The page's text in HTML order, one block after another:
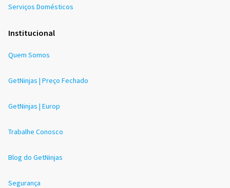
Serviços Domésticos
Institucional
Quem Somos
GetNinjas | Preço Fechado
GetNinjas | Europ
Trabalhe Conosco
Blog do GetNinjas
Segurança